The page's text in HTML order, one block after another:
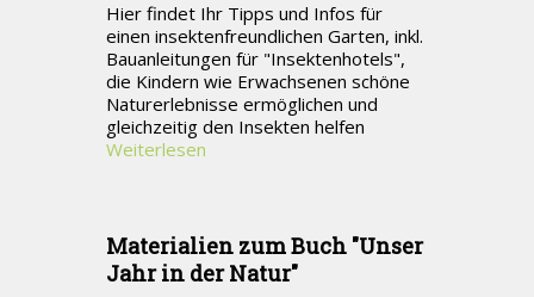
Hier findet Ihr Tipps und Infos für
einen insektenfreundlichen Garten, inkl.
Bauanleitungen für "Insektenhotels",
die Kindern wie Erwachsenen schöne
Naturerlebnisse ermöglichen und
gleichzeitig den Insekten helfen
Weiterlesen
Materialien zum Buch "Unser
Jahr in der Natur"